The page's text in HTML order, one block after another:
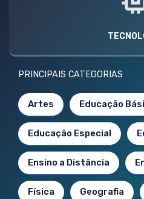
PRINCIPAIS CATEGORIAS
Artes Educação
Educação Especial
Ensino a Distância
Física Geografia